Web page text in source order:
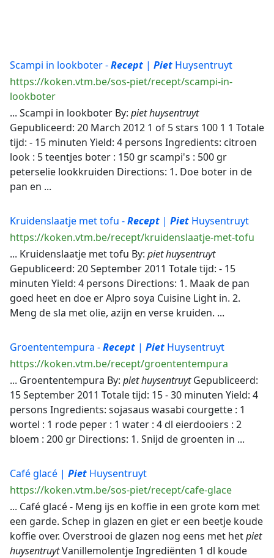
Scampi in lookboter -Recept | Piet Huysentruyt
https://koken.vtm.be/sos-piet/recept/scampi-in-
lookboter
... Scampi in lookboter By: piethuysentruyt
Gepubliceerd: 20 March 2012 1 of 5 stars 100 1 1 Totale
tijd: - 15 minuten Yield: 4 persons Ingredients: citroen
look : 5 teentjes boter : 150 gr scampi's : 500 gr
peterselie lookkruiden Directions: 1. Doe boter in de
pan en ...
Kruidenslaatje met tofu -Recept | Piet Huysentruyt
https://koken.vtm.be/recept/kruidenslaatje-met-tofu
... Kruidenslaatje met tofu By: piethuysentruyt
Gepubliceerd: 20 September 2011 Totale tijd: - 15
minuten Yield: 4 persons Directions: 1. Maak de pan
goed heet en doe er Alpro soya Cuisine Light in. 2.
Meng de sla met olie, azijn en verse kruiden. ...
Groententempura -Recept | Piet Huysentruyt
https://koken.vtm.be/recept/groententempura
... Groententempura By: piethuysentruytGepubliceerd:
15 September 2011 Totale tijd: 15 - 30 minuten Yield: 4
persons Ingredients: sojasaus wasabi courgette : 1
wortel : 1 rode peper : 1 water : 4 dl eierdooiers : 2
bloem : 200 gr Directions: 1. Snijd de groenten in ...
Café glacé | Piet Huysentruyt
https://koken.vtm.be/sos-piet/recept/cafe-glace
... Café glacé - Meng ijs en koffie in een grote kom met
een garde. Schep in glazen en giet er een beetje koude
koffie over. Overstrooi de glazen nog eens met hetpiet
huysentruytVanillemolentje Ingrediënten 1 dl koude